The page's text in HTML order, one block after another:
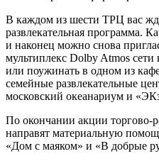
В каждом из шести ТРЦ вас
развлекательная программа.
и наконец можно снова
мультиплекс Dolby Atmos
или поужинать в одном из
семейные развлекательные
московский океанариум и
По окончании акции торгово-
направят материальную
«Дом с маяком» и «В добрые